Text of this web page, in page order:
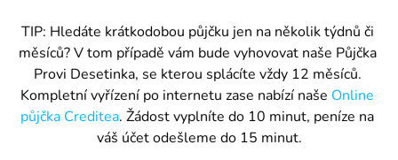
TIP: Hledáte krátkodobou půjčku jen na několik týdnů či
měsíců? V tom případě vám bude vyhovovat naše Půjčka
Provi Desetinka, se kterou splácíte vždy 12 měsíců.
Kompletní vyřízení po internetu zase nabízí naše Online
půjčka Creditea. Žádost vyplníte do 10 minut, peníze na
váš účet odešleme do 15 minut.